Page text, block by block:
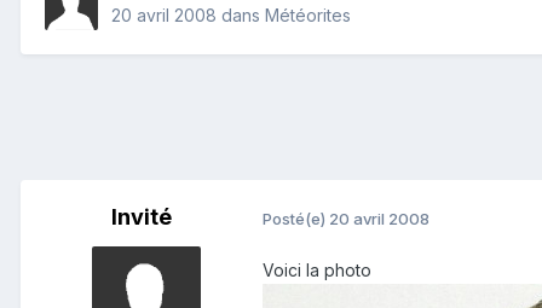
20 avril 2008 dans Météorites
Invité Posté(e) 20 avril 2008
Voici la photo